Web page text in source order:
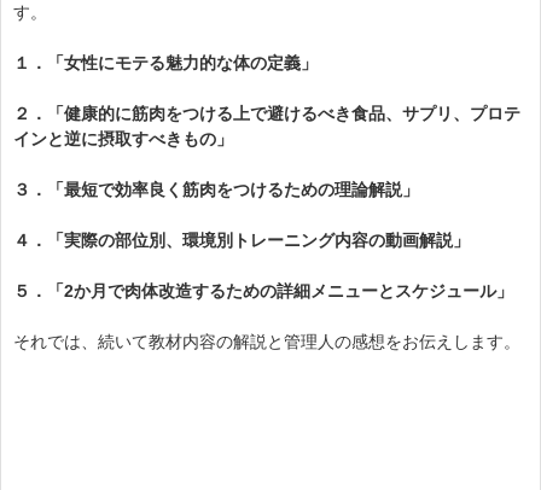
す。
１．「女性にモテる魅力的な体の定義」
２．「健康的に筋肉をつける上で避けるべき食品、サプリ、プロテ
インと逆に摂取すべきもの」
３．「最短で効率良く筋肉をつけるための理論解説」
４．「実際の部位別、環境別トレーニング内容の動画解説」
５．「2か月で肉体改造するための詳細メニューとスケジュール」
それでは、続いて教材内容の解説と管理人の感想をお伝えします。